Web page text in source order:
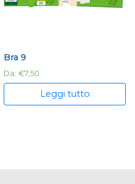
Bra 9
Da:€7,50
Leggi tutto